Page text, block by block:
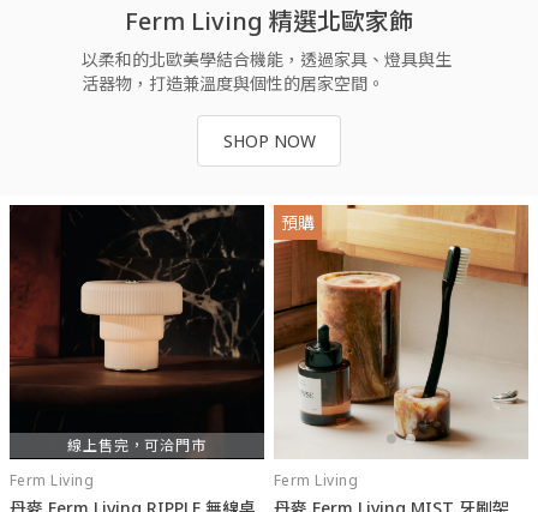
Ferm Living 精選北歐家飾
以柔和的北歐美學結合機能，透過家具、燈具與生
活器物，打造兼溫度與個性的居家空間。
SHOP NOW
線上售完，可洽門市
Ferm Living
丹麥 Ferm Living RIPPLE 無線桌
預購
Ferm Living
丹麥 Ferm Living MIST 牙刷架